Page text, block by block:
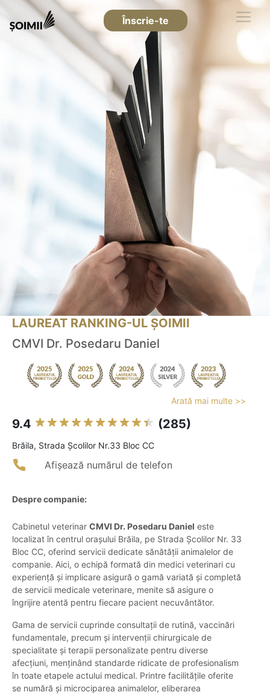
Înscrie-te
LAUREAT RANKING-UL ȘOIMII
CMVI Dr. Posedaru Daniel
Arată mai multe >>
9.4 (285)
Brăila, Strada Școlilor Nr.33 Bloc CC
Afișează numărul de telefon
Despre companie:
Cabinetul veterinar CMVI Dr. Posedaru Daniel este
localizat în centrul orașului Brăila, pe Strada Școlilor Nr. 33
Bloc CC, oferind servicii dedicate sănătății animalelor de
companie. Aici, o echipă formată din medici veterinari cu
experiență și implicare asigură o gamă variată și completă
de servicii medicale veterinare, menite să asigure o
îngrijire atentă pentru fiecare pacient necuvântător.
Gama de servicii cuprinde consultații de rutină, vaccinări
fundamentale, precum și intervenții chirurgicale de
specialitate și terapii personalizate pentru diverse
afecțiuni, menținând standarde ridicate de profesionalism
în toate etapele actului medical. Printre facilitățile oferite
se numără și microciparea animalelor, eliberarea